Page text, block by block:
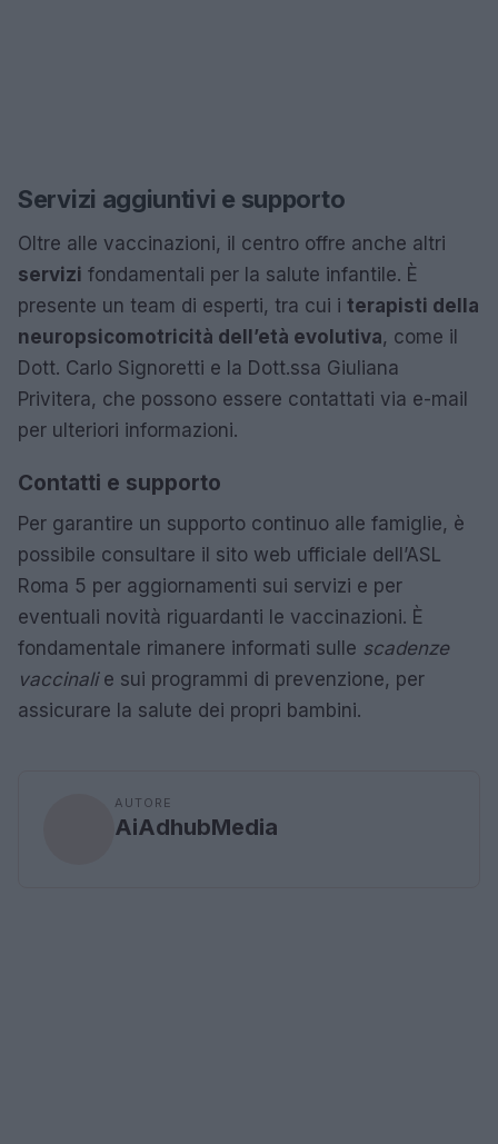
Servizi aggiuntivi e supporto
Oltre alle vaccinazioni, il centro offre anche altri
servizi fondamentali per la salute infantile. È
presente un team di esperti, tra cui i terapisti della
neuropsicomotricità dell’età evolutiva, come il
Dott. Carlo Signoretti e la Dott.ssa Giuliana
Privitera, che possono essere contattati via e-mail
per ulteriori informazioni.
Contatti e supporto
Per garantire un supporto continuo alle famiglie, è
possibile consultare il sito web ufficiale dell’ASL
Roma 5 per aggiornamenti sui servizi e per
eventuali novità riguardanti le vaccinazioni. È
fondamentale rimanere informati sulle scadenze
vaccinalie sui programmi di prevenzione, per
assicurare la salute dei propri bambini.
AUTORE
AiAdhubMedia